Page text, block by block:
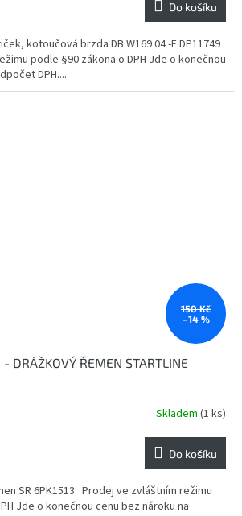
Do košíku
kotoučová brzda DB W169 04 -E DP11749
podle §90 zákona o DPH Jde o konečnou
DPH....
150 Kč
–14 %
- DRÁŽKOVÝ ŘEMEN STARTLINE
Skladem (1 ks)
Do košíku
SR 6PK1513 Prodej ve zvláštním režimu
Jde o konečnou cenu bez nároku na